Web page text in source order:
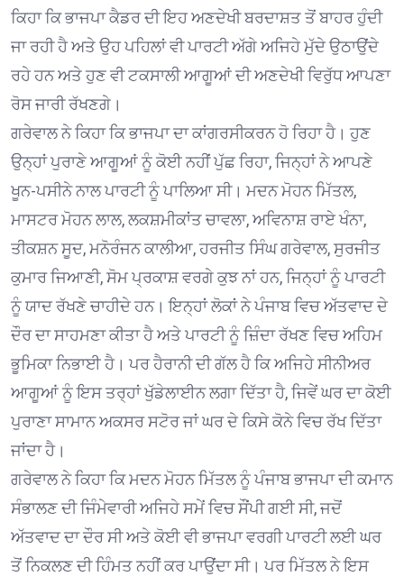
ਕਿਹਾ ਕਿ ਭਾਜਪਾ ਕੈਡਰ ਦੀ ਇਹ ਅਣਦੇਖੀ ਬਰਦਾਸ਼ਤ ਤੋਂ ਬਾਹਰ ਹੁੰਦੀ
ਜਾ ਰਹੀ ਹੈ ਅਤੇ ਉਹ ਪਹਿਲਾਂ ਵੀ ਪਾਰਟੀ ਅੱਗੇ ਅਜਿਹੇ ਮੁੱਦੇ ਉਠਾਉਂਦੇ
ਰਹੇ ਹਨ ਅਤੇ ਹੁਣ ਵੀ ਟਕਸਾਲੀ ਆਗੂਆਂ ਦੀ ਅਣਦੇਖੀ ਵਿਰੁੱਧ ਆਪਣਾ
ਰੋਸ ਜਾਰੀ ਰੱਖਣਗੇ।
ਗਰੇਵਾਲ ਨੇ ਕਿਹਾ ਕਿ ਭਾਜਪਾ ਦਾ ਕਾਂਗਰਸੀਕਰਨ ਹੋ ਰਿਹਾ ਹੈ। ਹੁਣ
ਉਨ੍ਹਾਂ ਪੁਰਾਣੇ ਆਗੂਆਂ ਨੂੰ ਕੋਈ ਨਹੀਂ ਪੁੱਛ ਰਿਹਾ, ਜਿਨ੍ਹਾਂ ਨੇ ਆਪਣੇ
ਖੂਨ-ਪਸੀਨੇ ਨਾਲ ਪਾਰਟੀ ਨੂੰ ਪਾਲਿਆ ਸੀ। ਮਦਨ ਮੋਹਨ ਮਿੱਤਲ,
ਮਾਸਟਰ ਮੋਹਨ ਲਾਲ, ਲਕਸ਼ਮੀਕਾਂਤ ਚਾਵਲਾ, ਅਵਿਨਾਸ਼ ਰਾਏ ਖੰਨਾ,
ਤੀਕਸ਼ਨ ਸੂਦ, ਮਨੋਰੰਜਨ ਕਾਲੀਆ, ਹਰਜੀਤ ਸਿੰਘ ਗਰੇਵਾਲ, ਸੁਰਜੀਤ
ਕੁਮਾਰ ਜਿਆਣੀ, ਸੋਮ ਪ੍ਰਕਾਸ਼ ਵਰਗੇ ਕੁਝ ਨਾਂ ਹਨ, ਜਿਨ੍ਹਾਂ ਨੂੰ ਪਾਰਟੀ
ਨੂੰ ਯਾਦ ਰੱਖਣੇ ਚਾਹੀਦੇ ਹਨ। ਇਨ੍ਹਾਂ ਲੋਕਾਂ ਨੇ ਪੰਜਾਬ ਵਿਚ ਅੱਤਵਾਦ ਦੇ
ਦੌਰ ਦਾ ਸਾਹਮਣਾ ਕੀਤਾ ਹੈ ਅਤੇ ਪਾਰਟੀ ਨੂੰ ਜ਼ਿੰਦਾ ਰੱਖਣ ਵਿਚ ਅਹਿਮ
ਭੂਮਿਕਾ ਨਿਭਾਈ ਹੈ। ਪਰ ਹੈਰਾਨੀ ਦੀ ਗੱਲ ਹੈ ਕਿ ਅਜਿਹੇ ਸੀਨੀਅਰ
ਆਗੂਆਂ ਨੂੰ ਇਸ ਤਰ੍ਹਾਂ ਖੁੱਡੇਲਾਈਨ ਲਗਾ ਦਿੱਤਾ ਹੈ, ਜਿਵੇਂ ਘਰ ਦਾ ਕੋਈ
ਪੁਰਾਣਾ ਸਾਮਾਨ ਅਕਸਰ ਸਟੋਰ ਜਾਂ ਘਰ ਦੇ ਕਿਸੇ ਕੋਨੇ ਵਿਚ ਰੱਖ ਦਿੱਤਾ
ਜਾਂਦਾ ਹੈ।
ਗਰੇਵਾਲ ਨੇ ਕਿਹਾ ਕਿ ਮਦਨ ਮੋਹਨ ਮਿੱਤਲ ਨੂੰ ਪੰਜਾਬ ਭਾਜਪਾ ਦੀ ਕਮਾਨ
ਸੰਭਾਲਣ ਦੀ ਜਿੰਮੇਵਾਰੀ ਅਜਿਹੇ ਸਮੇਂ ਵਿਚ ਸੌਂਪੀ ਗਈ ਸੀ, ਜਦੋਂ
ਅੱਤਵਾਦ ਦਾ ਦੌਰ ਸੀ ਅਤੇ ਕੋਈ ਵੀ ਭਾਜਪਾ ਵਰਗੀ ਪਾਰਟੀ ਲਈ ਘਰ
ਤੋਂ ਨਿਕਲਣ ਦੀ ਹਿੰਮਤ ਨਹੀਂ ਕਰ ਪਾਉਂਦਾ ਸੀ। ਪਰ ਮਿੱਤਲ ਨੇ ਇਸ